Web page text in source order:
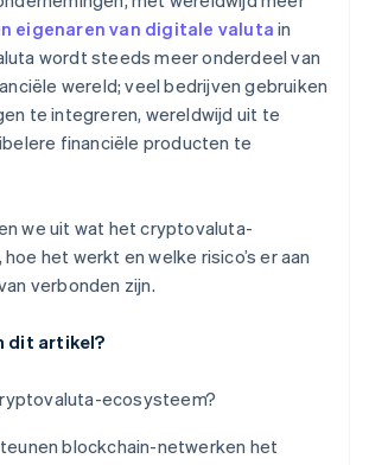
eigenaren van digitale valuta in
wordt steeds meer onderdeel van
wereld; veel bedrijven gebruiken
te integreren, wereldwijd uit te
financiële producten te
we uit wat het cryptovaluta-
het werkt en welke risico’s er aan
verbonden zijn.
dit artikel?
ecosysteem?
blockchain-netwerken het